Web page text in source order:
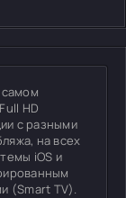
HD
с разными
на всех
iOS и
(Smart TV).